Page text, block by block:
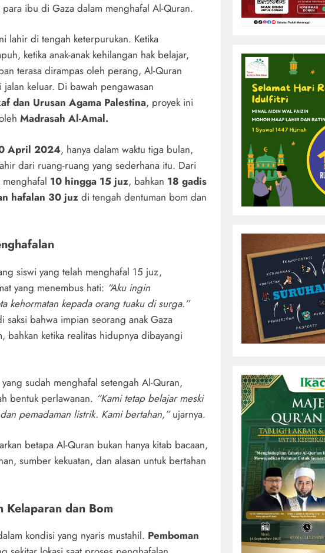
ibu di Gaza dalam menghafal Al-Quran.
lahir di tengah keterpurukan. Ketika
ketika anak-anak kehilangan hak belajar,
terasa dirampas oleh perang, Al-Quran
keluar. Di bawah pengawasan
dan Urusan Agama Palestina, proyek ini
Madrasah Al-Amal.
April 2024, hanya dalam waktu tiga bulan,
dari ruang-ruang yang sederhana itu. Dari
10 hingga 15 juz, bahkan 18 gadis
hafalan 30 juz di tengah dentuman bom dan
siswi yang telah menghafal 15 juz,
yang menembus hati: “Aku ingin
kehormatan kepada orang tuaku di surga.”
saksi bahwa impian seorang anak Gaza
bahkan ketika realitas hidupnya dibayangi
sudah menghafal setengah Al-Quran,
bentuk perlawanan. “Kami tetap belajar meski
pemadaman listrik. Kami bertahan,”ujarnya.
betapa Al-Quran bukan hanya kitab bacaan,
sumber kekuatan, dan alasan untuk bertahan
Kelaparan dan Bom
kondisi yang nyaris mustahil. Pemboman